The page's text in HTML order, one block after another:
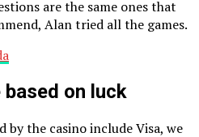
are the same ones that
Alan tried all the games.
based on luck
by the casino include Visa, we